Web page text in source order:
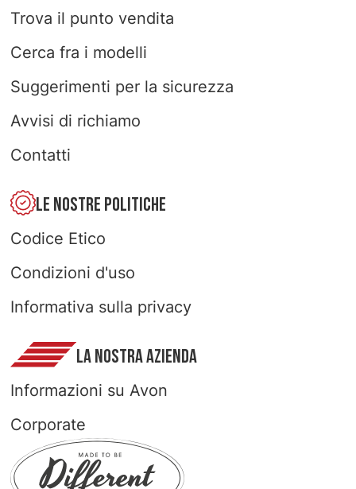
Trova il punto vendita
Cerca fra i modelli
Suggerimenti per la sicurezza
Avvisi di richiamo
Contatti
LE NOSTRE POLITICHE
Codice Etico
Condizioni d'uso
Informativa sulla privacy
LA NOSTRA AZIENDA
Informazioni su Avon
Corporate